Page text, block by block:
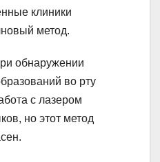
клиники
метод.
обнаружении
во рту
с лазером
но этот метод